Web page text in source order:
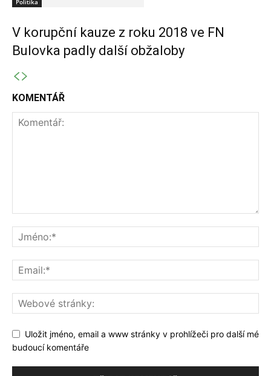
Politika
V korupční kauze z roku 2018 ve FN
Bulovka padly další obžaloby
KOMENTÁŘ
Uložit jméno, email a www stránky v prohlížeči pro další mé
budoucí komentáře